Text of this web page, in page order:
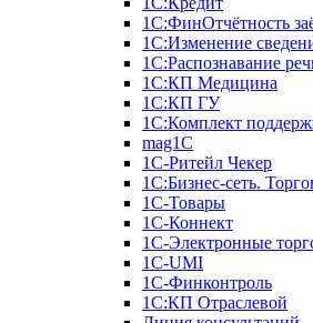
1С:ФинОтчётность
1С:Изменение
1С:Распознавание
1С:КП Медицина
1С:КП ГУ
1С:Комплект
mag1C
1С-Ритейл Чекер
1С:Бизнес-сеть.
1С-Товары
1С-Коннект
1С-Электронные
1C-UMI
1С-Финконтроль
1С:КП Отраслевой